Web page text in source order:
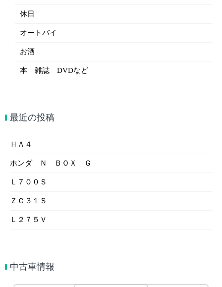
休日
オートバイ
お酒
本 雑誌 DVDなど
最近の投稿
ＨＡ４
ホンダ Ｎ ＢＯＸ Ｇ
Ｌ７００Ｓ
ＺＣ３１Ｓ
Ｌ２７５Ｖ
中古車情報